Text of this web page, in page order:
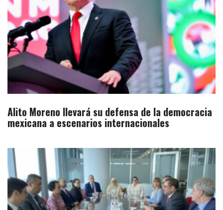
Alito Moreno llevará su defensa de la democracia
mexicana a escenarios internacionales​